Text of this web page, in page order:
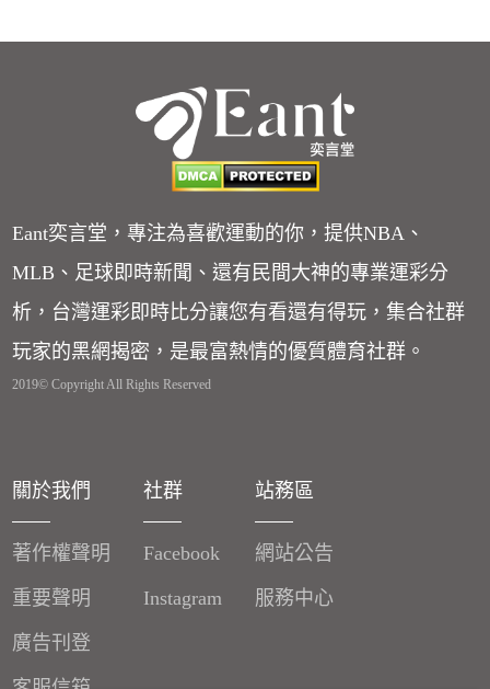
Eant奕言堂，專注為喜歡運動的你，提供NBA、
MLB、足球即時新聞、還有民間大神的專業運彩分
析，台灣運彩即時比分讓您有看還有得玩，集合社群
玩家的黑網揭密，是最富熱情的優質體育社群。
2019© Copyright All Rights Reserved
關於我們
著作權聲明
重要聲明
廣告刊登
社群
Facebook
Instagram
站務區
網站公告
服務中心